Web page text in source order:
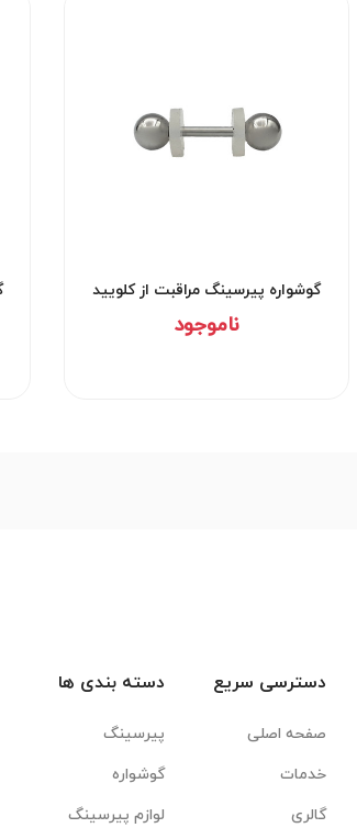
گوشواره پیرسینگ مراقبت از کلویید
کد۲۹۵۲
ناموجود
دسترسی سریع
صفحه اصلی
خدمات
گالری
دسته بندی ها
پیرسینگ
گوشواره
لوازم پیرسینگ